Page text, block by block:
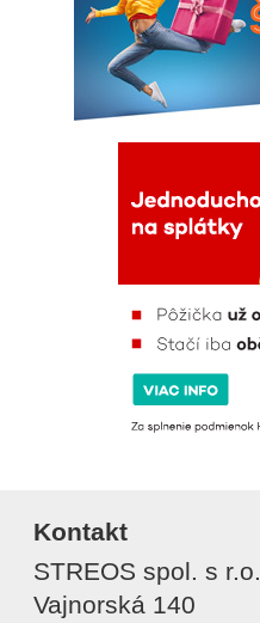
Kontakt
STREOS spol. s r.o.
Vajnorská 140